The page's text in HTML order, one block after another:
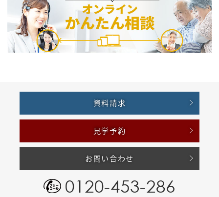
資料請求
見学予約
お問い合わせ
0120-453-286